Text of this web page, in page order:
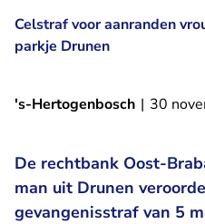
Celstraf voor aanranden
parkje Drunen
's-Hertogenbosch | 30
De rechtbank Oost-
man uit Drunen
gevangenisstraf van 5